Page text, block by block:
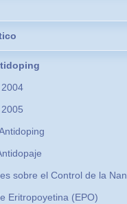
sobre el Control de la
Eritropoyetina (EPO)